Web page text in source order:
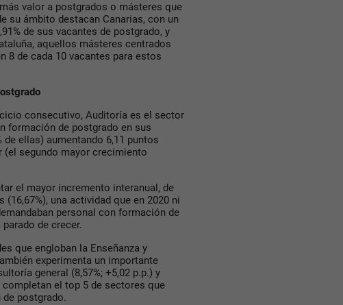
valor a postgrados o másteres que
su ámbito destacan Canarias, con un
de sus vacantes de postgrado, y
aquellos másteres centrados
8 de cada 10 vacantes para estos
consecutivo, Auditoría es el sector
formación de postgrado en sus
ellas) aumentando 6,11 puntos
segundo mayor crecimiento
el mayor incremento interanual, de
una actividad que en 2020 ni
personal con formación de
de crecer.
que engloban la Enseñanza y
experimenta un importante
general (8,57%; +5,02 p.p.) y
completan el top 5 de sectores que
postgrado.